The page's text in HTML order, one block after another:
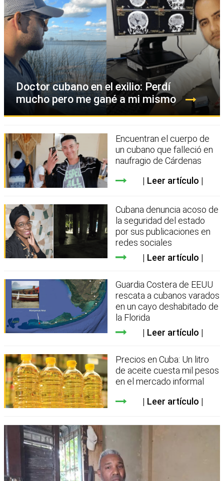
Doctor cubano en el exilio: Perdí
mucho pero me gané a mi mismo
Encuentran el cuerpo de
un cubano que falleció en
naufragio de Cárdenas
Leer artículo
Cubana denuncia acoso de
la seguridad del estado
por sus publicaciones en
redes sociales
Leer artículo
Guardia Costera de EEUU
rescata a cubanos varados
en un cayo deshabitado de
la Florida
Leer artículo
Precios en Cuba: Un litro
de aceite cuesta mil pesos
en el mercado informal
Leer artículo